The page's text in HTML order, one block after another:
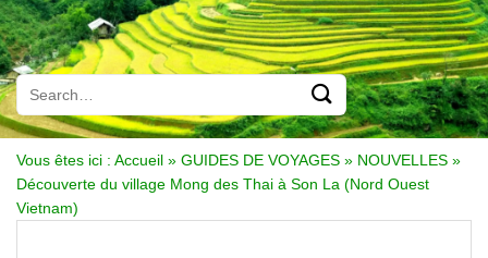
Vous êtes ici : Accueil » GUIDES DE VOYAGES » NOUVELLES »
Découverte du village Mong des Thai à Son La (Nord Ouest
Vietnam)